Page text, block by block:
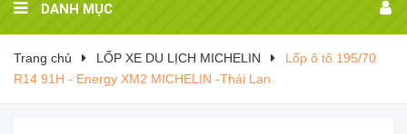
DANH MỤC
Trang chủ LỐP XE DU LỊCH MICHELIN
Lốp ô tô 195/70
R14 91H - Energy XM2 MICHELIN -Thái Lan